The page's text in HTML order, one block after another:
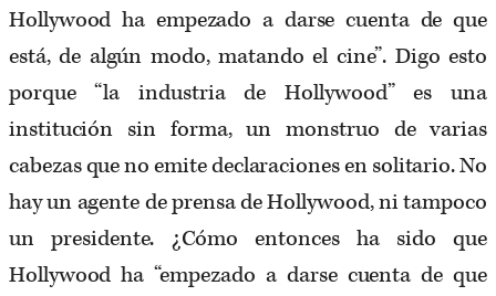
Hollywood ha empezado a darse cuenta de que
está, de algún modo, matando el cine”. Digo esto
porque “la industria de Hollywood” es una
institución sin forma, un monstruo de varias
cabezas que no emite declaraciones en solitario. No
hay un agente de prensa de Hollywood, ni tampoco
un presidente. ¿Cómo entonces ha sido que
Hollywood ha “empezado a darse cuenta de que